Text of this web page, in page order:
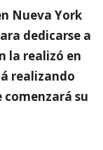
Nueva York
dedicarse a
la realizó en
realizando
comenzará su